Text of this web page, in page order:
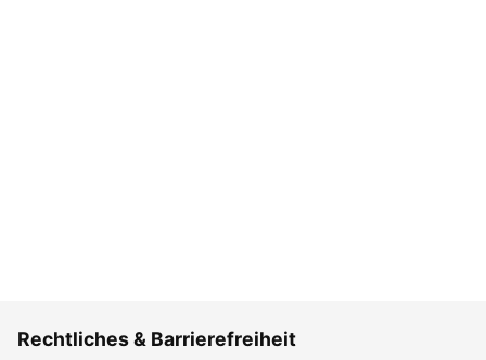
Rechtliches & Barrierefreiheit